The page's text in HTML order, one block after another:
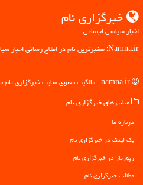
خبرگزاری نام
اخبار سیاسی اجتماعی
Namna.ir: معتبرترین نام در اطلاع رسانی اخبار سیاسی و اجتماعی، گامی مطمئن به سوی آگاهی
میانبرهای خبرگزاری نام
درباره ما
بک لینک در خبرگزاری نام
رپورتاژ در خبرگزاری نام
مطالب خبرگزاری نام